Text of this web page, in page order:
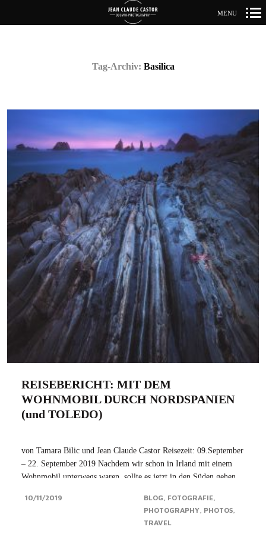
MENU
Tag-Archiv: Basilica
REISEBERICHT: MIT DEM
WOHNMOBIL DURCH NORDSPANIEN
(und TOLEDO)
von Tamara Bilic und Jean Claude Castor Reisezeit: 09.September
– 22. September 2019 Nachdem wir schon in Irland mit einem
Wohnmobil unterwegs waren, sollte es jetzt in den Süden gehen,
Asturien. Unser Ziel: der...Click for more
10/11/2019 BLOG FOTOGRAFIE
PHOTOGRAPHY PHOTOS
TRAVEL